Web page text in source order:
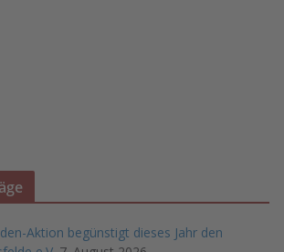
Aktion begünstigt dieses Jahr den